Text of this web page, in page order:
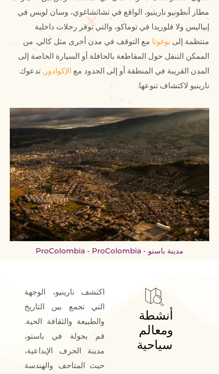
مطار أنطونيو نارينيو، الواقع في تشاتشاغوي، وسان لويس في
إبياليس ولا فلوريدا في توماكو، والتي توفر رحلات داخلية
منتظمة إلى بوغوتا مع التوقف في مدن أخرى مثل كالي. من
الممكن التنقل حول المقاطعة بالحافلة أو السيارة الخاصة إلى
المدن القريبة في المنطقة أو إلى الحدود مع الإكوادور . تدعوك
نارينيو لاكتشاف تنوعها.
مدينة باستو - ProColombia - ProColombia
أنشطة
ومعالم
سياحية
اكتشف نارينيو، الوجهة
التي تجمع بين التاريخ
والطبيعة والثقافة الحية.
قم بجولة في باستو،
مدينة الحرف الإبداعية،
حيث المتاحف والهندسة